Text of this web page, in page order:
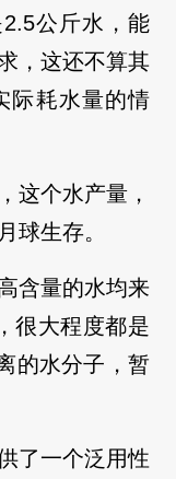
公斤水，能
，这还不算其
际耗水量的情
这个水产量，
球生存。
含量的水均来
很大程度都是
的水分子，暂
了一个泛用性